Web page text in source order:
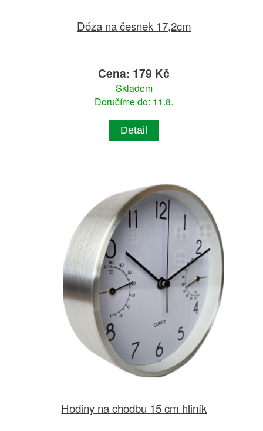
Dóza na česnek 17,2cm
Cena: 179 Kč
Skladem
Doručíme do: 11.8.
Detail
Hodiny na chodbu 15 cm hliník